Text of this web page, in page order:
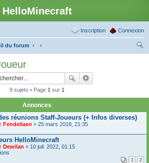
HelloMinecraft
Connexion
Inscription
du forum
9 sujets • Page 1 sur 1
Annonces
réunions Staff-Joueurs (+ Infos diverses)
Fendeliaen « 25 mars 2018, 21:35
HelloMinecraft
Dewilan « 10 juil. 2022, 01:15
1 2